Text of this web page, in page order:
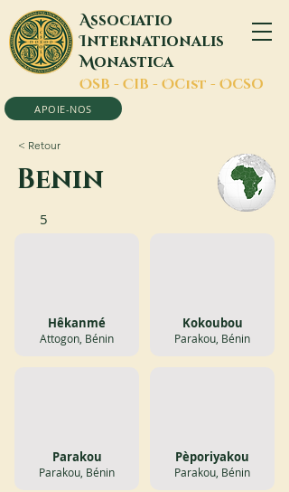
Associatio
Internationalis
Monastica
OSB - CIB - OCist - OCSO
APOIE-NOS
< Retour
Benin
5
Hêkanmé
Attogon, Bénin
Parakou
Parakou, Bénin
Kokoubou
Parakou, Bénin
Pèporiyakou
Parakou, Bénin